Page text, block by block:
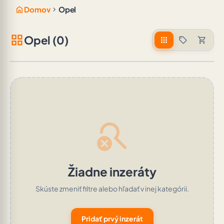
home Domov chevron_right Opel
grid_viewOpel (0) apps sell shopping_cart
search_off
Žiadne inzeráty
Skúste zmeniť filtre alebo hľadať v inej kategórii.
Pridať prvý inzerát